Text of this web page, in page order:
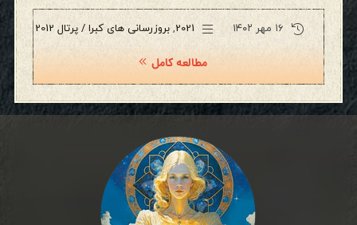
۱۶ مهر ۱۴۰۲ 2021
, بروزرسانی های کبرا / پرتال 2012
مطالعه کامل